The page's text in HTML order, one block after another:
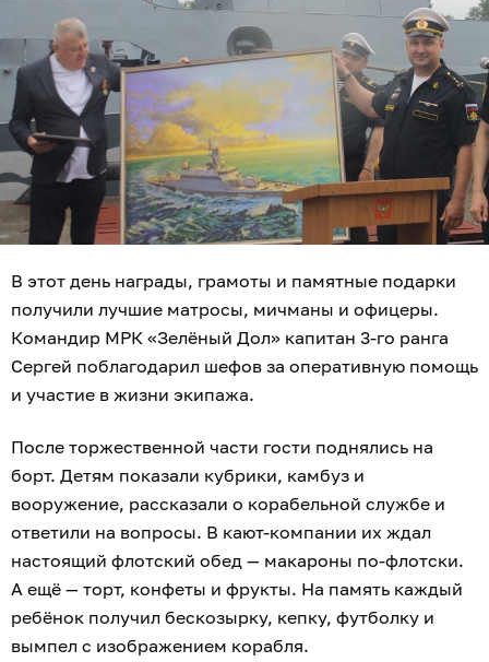
В этот день награды, грамоты и памятные подарки
получили лучшие матросы, мичманы и офицеры.
Командир МРК «Зелёный Дол» капитан 3-го ранга
Сергей поблагодарил шефов за оперативную помощь
и участие в жизни экипажа.
После торжественной части гости поднялись на
борт. Детям показали кубрики, камбуз и
вооружение, рассказали о корабельной службе и
ответили на вопросы. В кают-компании их ждал
настоящий флотский обед — макароны по-флотски.
А ещё — торт, конфеты и фрукты. На память каждый
ребёнок получил бескозырку, кепку, футболку и
вымпел с изображением корабля.